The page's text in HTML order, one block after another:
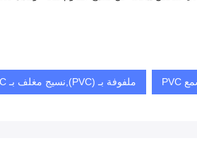
ملفوفة بـ (PVC),نسيج مغلف بـ PVC قياسي,الأقمشة المطلية بـ PVC